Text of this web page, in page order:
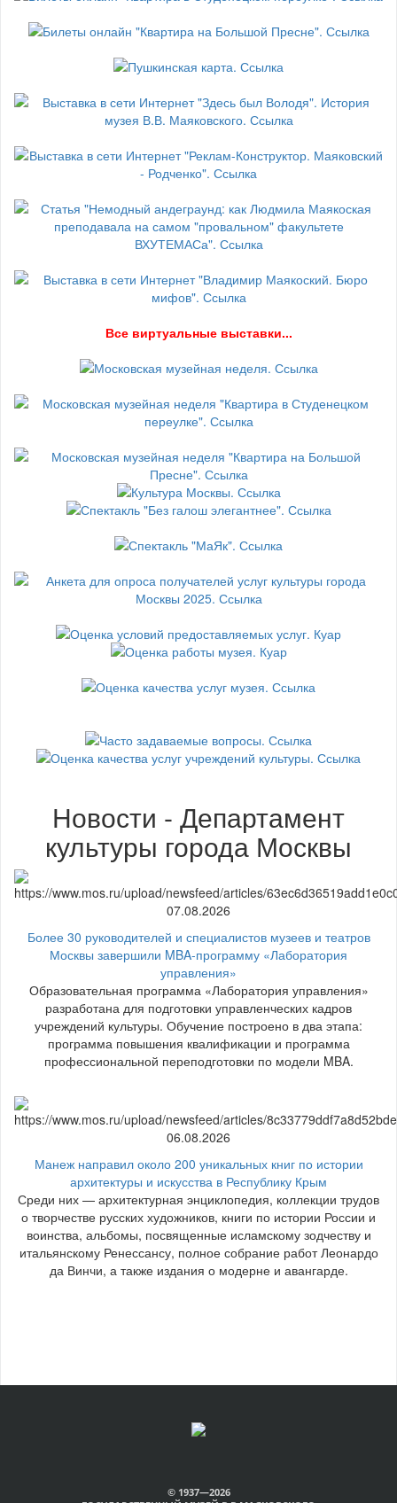
Все виртуальные выставки...
Новости - Департамент
культуры города Москвы
07.08.2026
Более 30 руководителей и специалистов музеев и театров
Москвы завершили MBA-программу «Лаборатория
управления»
Образовательная программа «Лаборатория управления»
разработана для подготовки управленческих кадров
учреждений культуры. Обучение построено в два этапа:
программа повышения квалификации и программа
профессиональной переподготовки по модели MBA.
06.08.2026
Манеж направил около 200 уникальных книг по истории
архитектуры и искусства в Республику Крым
Среди них — архитектурная энциклопедия, коллекции трудов
о творчестве русских художников, книги по истории России и
воинства, альбомы, посвященные исламскому зодчеству и
итальянскому Ренессансу, полное собрание работ Леонардо
да Винчи, а также издания о модерне и авангарде.
© 1937—2026